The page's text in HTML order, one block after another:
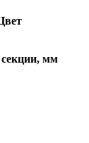
мм